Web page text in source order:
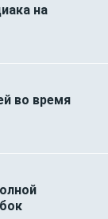
на
во время